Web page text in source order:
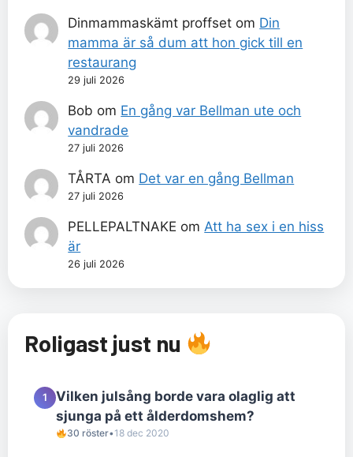
Dinmammaskämt proffset om Din
mamma är så dum att hon gick till en
restaurang
29 juli 2026
Bob om En gång var Bellman ute och
vandrade
27 juli 2026
TÅRTA om Det var en gång Bellman
27 juli 2026
PELLEPALTNAKE omAtt ha sex i en hiss
är
26 juli 2026
Roligast just nu
1
Vilken julsång borde vara olaglig att
sjunga på ett ålderdomshem?
30 röster•18 dec 2020